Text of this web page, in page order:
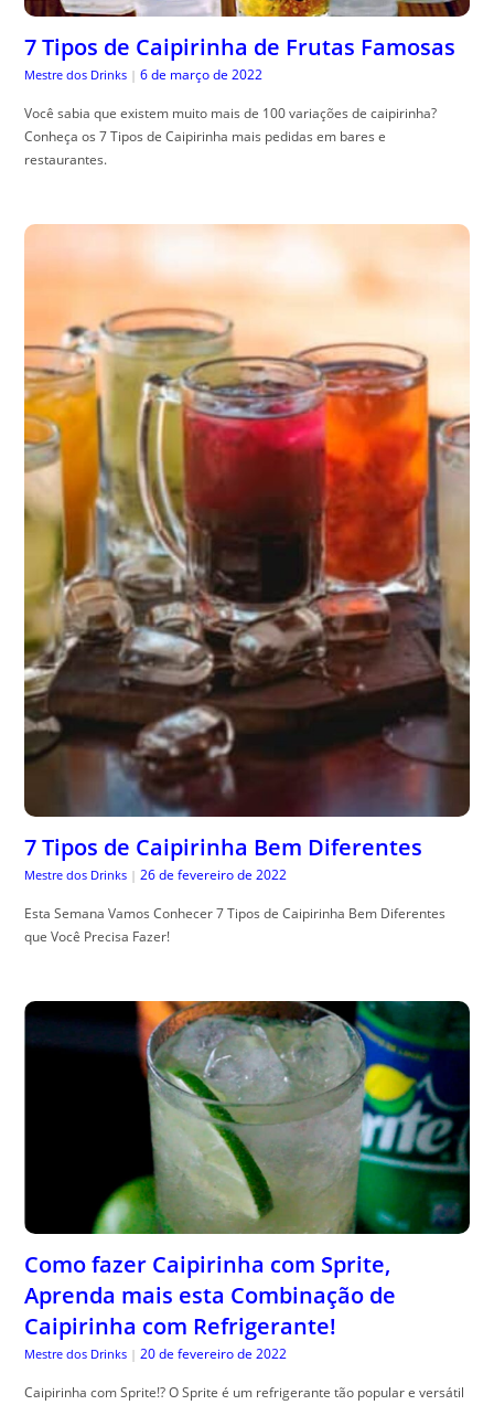
7 Tipos de Caipirinha de Frutas Famosas
Mestre dos Drinks | 6 de março de 2022
Você sabia que existem muito mais de 100 variações de caipirinha?
Conheça os 7 Tipos de Caipirinha mais pedidas em bares e
restaurantes.
7 Tipos de Caipirinha Bem Diferentes
Mestre dos Drinks | 26 de fevereiro de 2022
Esta Semana Vamos Conhecer 7 Tipos de Caipirinha Bem Diferentes
que Você Precisa Fazer!
Como fazer Caipirinha com Sprite,
Aprenda mais esta Combinação de
Caipirinha com Refrigerante!
Mestre dos Drinks | 20 de fevereiro de 2022
Caipirinha com Sprite!? O Sprite é um refrigerante tão popular e versátil